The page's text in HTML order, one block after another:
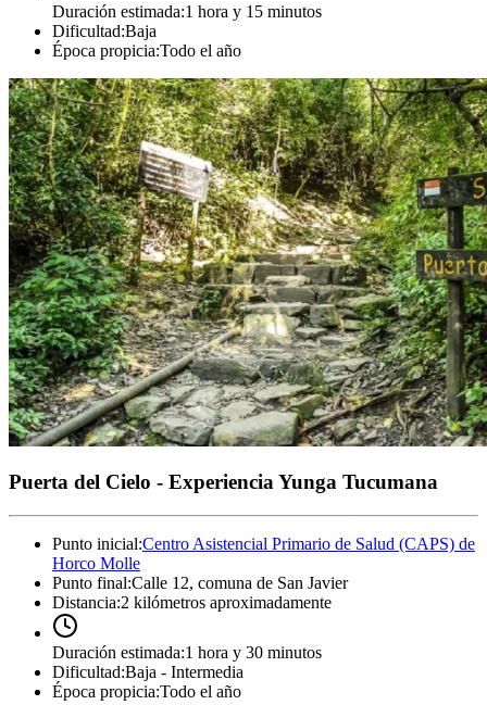
Duración estimada:1 hora y 15 minutos
Dificultad:Baja
Época propicia:Todo el año
Puerta del Cielo - Experiencia Yunga Tucumana
Punto inicial:Centro Asistencial Primario de Salud (CAPS) de
Horco Molle
Punto final:Calle 12, comuna de San Javier
Distancia:2 kilómetros aproximadamente
Duración estimada:1 hora y 30 minutos
Dificultad:Baja - Intermedia
Época propicia:Todo el año